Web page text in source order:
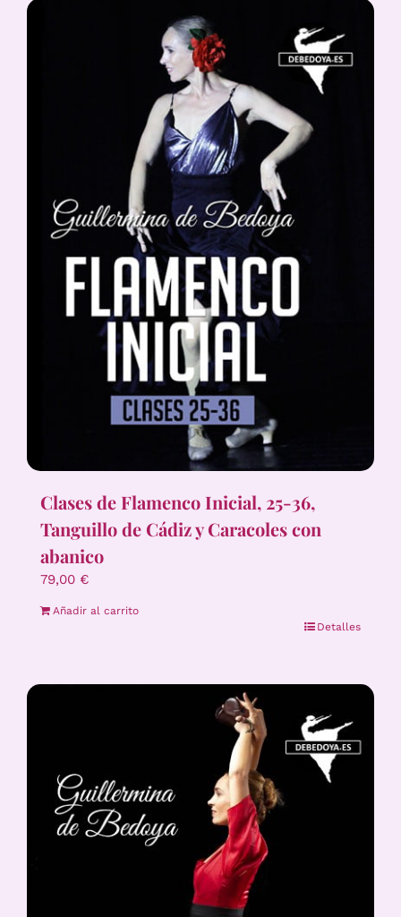
Clases de Flamenco Inicial, 25-36,
Tanguillo de Cádiz y Caracoles con
abanico
79,00 €
Añadir al carrito
Detalles